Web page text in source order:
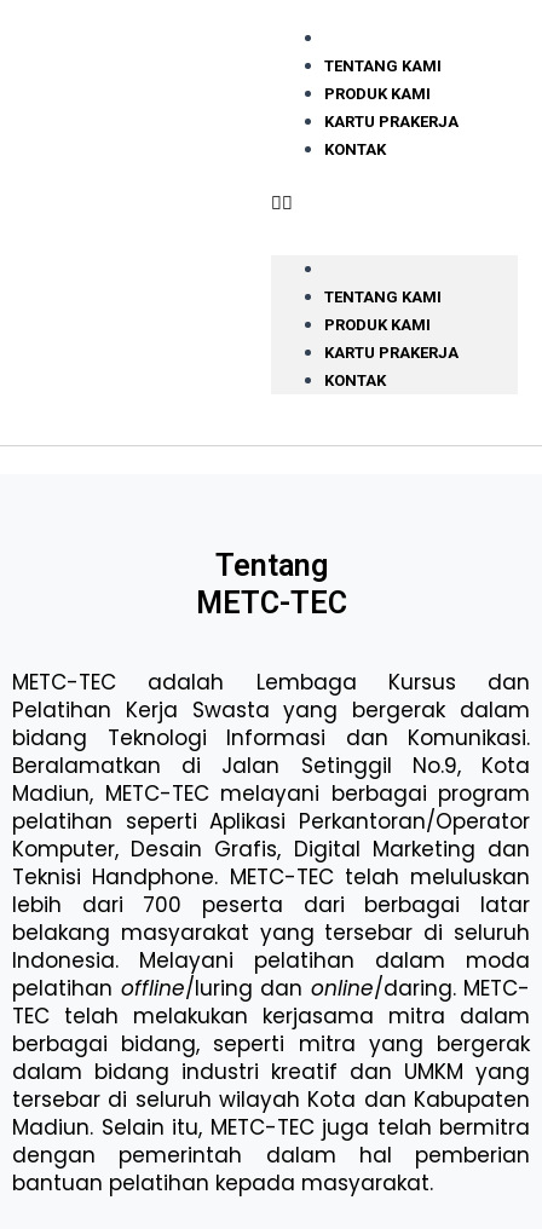
TENTANG KAMI
PRODUK KAMI
KARTU PRAKERJA
KONTAK
TENTANG KAMI
PRODUK KAMI
KARTU PRAKERJA
KONTAK
Tentang
METC-TEC
METC-TEC adalah Lembaga Kursus dan
Pelatihan Kerja Swasta yang bergerak dalam
bidang Teknologi Informasi dan Komunikasi.
Beralamatkan di Jalan Setinggil No.9, Kota
Madiun, METC-TEC melayani berbagai program
pelatihan seperti Aplikasi Perkantoran/Operator
Komputer, Desain Grafis, Digital Marketing dan
Teknisi Handphone. METC-TEC telah meluluskan
lebih dari 700 peserta dari berbagai latar
belakang masyarakat yang tersebar di seluruh
Indonesia. Melayani pelatihan dalam moda
pelatihan offline/luring dan online/daring. METC-
TEC telah melakukan kerjasama mitra dalam
berbagai bidang, seperti mitra yang bergerak
dalam bidang industri kreatif dan UMKM yang
tersebar di seluruh wilayah Kota dan Kabupaten
Madiun. Selain itu, METC-TEC juga telah bermitra
dengan pemerintah dalam hal pemberian
bantuan pelatihan kepada masyarakat.